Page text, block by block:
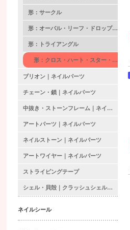
形：サークル
形：オーバル・リーフ・ドロップ・しずく
形：トライアングル
形：クロス・ハート・スター・ダイヤ
ブリオン｜ネイルパーツ
チェーン・鎖｜ネイルパーツ
中抜き・ストーンフレーム｜ネイルパーツ
アートパーツ｜ネイルパーツ
ネイルストーン｜ネイルパーツ
アートワイヤー｜ネイルパーツ
ストライピングテープ
シェル・貝殻｜クラッシュシェル・シェルシート｜ネイルパーツ
ネイルシール